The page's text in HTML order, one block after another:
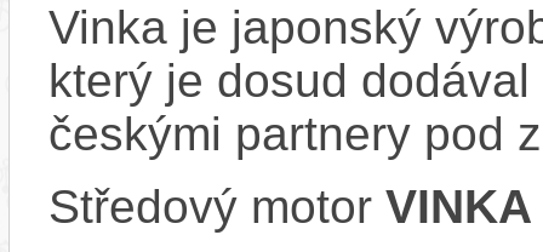
Vinka je japonský
který je dosud
českými partnery pod
Středový motor